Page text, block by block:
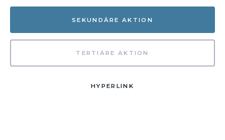
SEKUNDÄRE AKTION
TERTIÄRE AKTION
HYPERLINK